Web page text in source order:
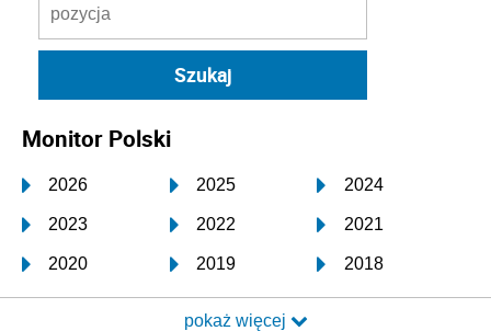
Monitor Polski
2026 2025 2024
2023 2022 2021
2020 2019 2018
2017 2016 2015
pokaż więcej